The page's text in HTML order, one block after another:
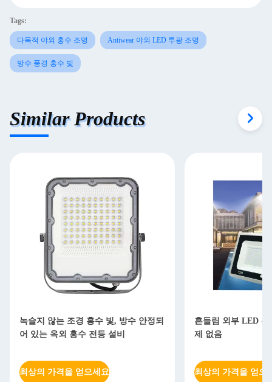
Tags:
다목적 야외 홍수 조명 Antiwear 야외 LED 투광 조명
방수 풍경 홍수 빛
Similar Products
녹슬지 않는 조경 홍수 빛, 방수 안정되
어 있는 옥외 홍수 전등 설비
최상의 가격을 얻으세요
흔들림 외부 LED
제 없음
최상의 가격을 얻으